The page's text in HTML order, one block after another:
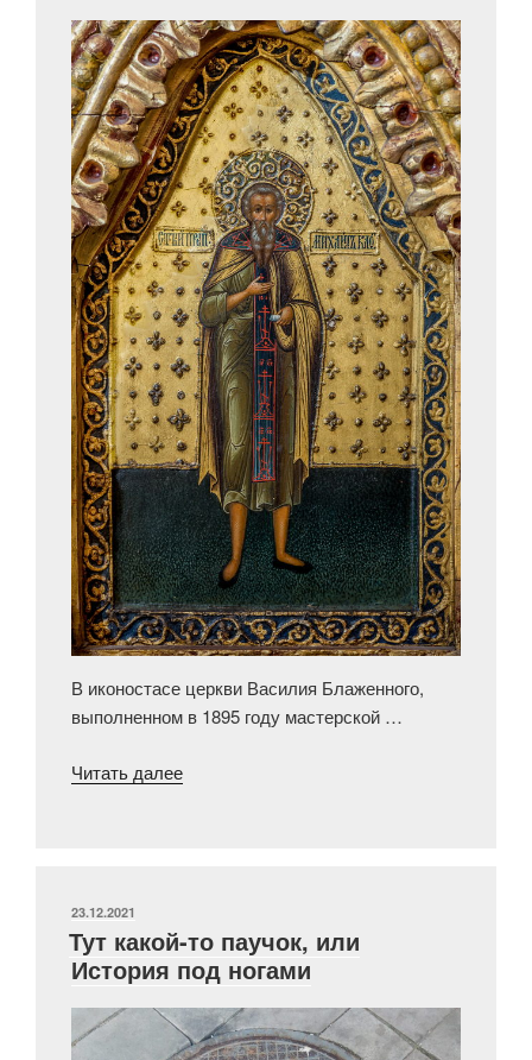
центральной
церкви»
В иконостасе церкви Василия Блаженного,
выполненном в 1895 году мастерской …
Читать далее«Образ
сюрприз
Покровского
ОПУБЛИКОВАНО
23.12.2021
Тут какой-то паучок, или
История под ногами